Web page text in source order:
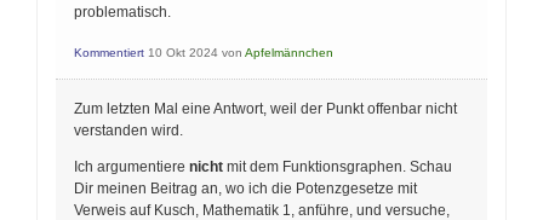
problematisch.
Kommentiert 10 Okt 2024 von Apfelmännchen
Zum letzten Mal eine Antwort, weil der Punkt offenbar nicht
verstanden wird.
Ich argumentiere nicht mit dem Funktionsgraphen. Schau
Dir meinen Beitrag an, wo ich die Potenzgesetze mit
Verweis auf Kusch, Mathematik 1, anführe, und versuche,